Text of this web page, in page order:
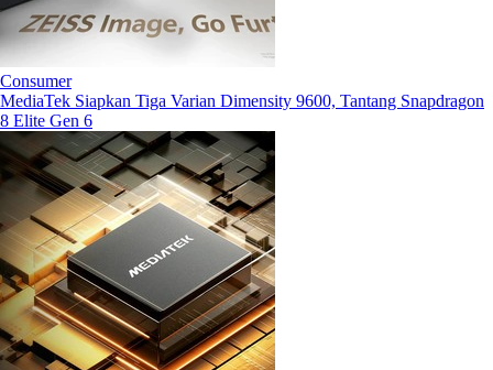
Consumer
MediaTek Siapkan Tiga Varian Dimensity 9600, Tantang Snapdragon
8 Elite Gen 6